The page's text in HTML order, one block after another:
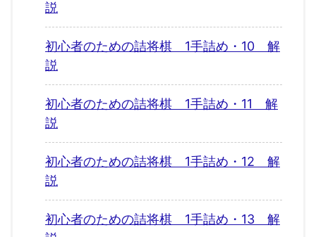
説
初心者のための詰将棋 1手詰め・10 解
説
初心者のための詰将棋 1手詰め・11 解
説
初心者のための詰将棋 1手詰め・12 解
説
初心者のための詰将棋 1手詰め・13 解